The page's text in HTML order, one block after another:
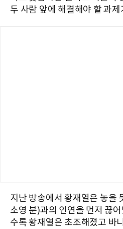
두 사람 앞에 해결해야 할 과
지난 방송에서 황재열은 놓을
소영 분)과의 인연을 먼저 끊
수록 황재열은 초조해졌고 바